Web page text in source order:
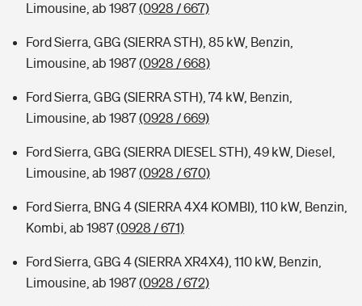
Limousine, ab 1987(0928 / 667)
Ford Sierra, GBG (SIERRA STH), 85 kW, Benzin,
Limousine, ab 1987(0928 / 668)
Ford Sierra, GBG (SIERRA STH), 74 kW, Benzin,
Limousine, ab 1987(0928 / 669)
Ford Sierra, GBG (SIERRA DIESEL STH), 49 kW, Diesel,
Limousine, ab 1987(0928 / 670)
Ford Sierra, BNG 4 (SIERRA 4X4 KOMBI), 110 kW, Benzin,
Kombi, ab 1987(0928 / 671)
Ford Sierra, GBG 4 (SIERRA XR4X4), 110 kW, Benzin,
Limousine, ab 1987(0928 / 672)